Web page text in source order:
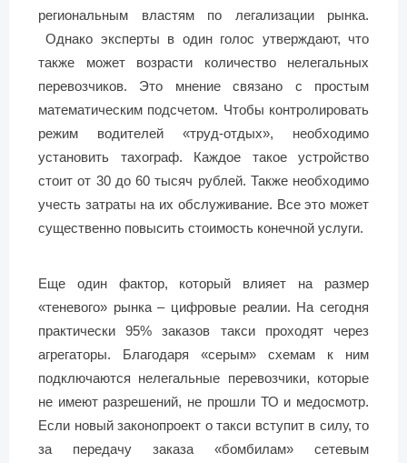
региональным властям по легализации рынка.
Однако эксперты в один голос утверждают, что
также может возрасти количество нелегальных
перевозчиков. Это мнение связано с простым
математическим подсчетом. Чтобы контролировать
режим водителей «труд-отдых», необходимо
установить тахограф. Каждое такое устройство
стоит от 30 до 60 тысяч рублей. Также необходимо
учесть затраты на их обслуживание. Все это может
существенно повысить стоимость конечной услуги.
Еще один фактор, который влияет на размер
«теневого» рынка – цифровые реалии. На сегодня
практически 95% заказов такси проходят через
агрегаторы. Благодаря «серым» схемам к ним
подключаются нелегальные перевозчики, которые
не имеют разрешений, не прошли ТО и медосмотр.
Если новый законопроект о такси вступит в силу, то
за передачу заказа «бомбилам» сетевым